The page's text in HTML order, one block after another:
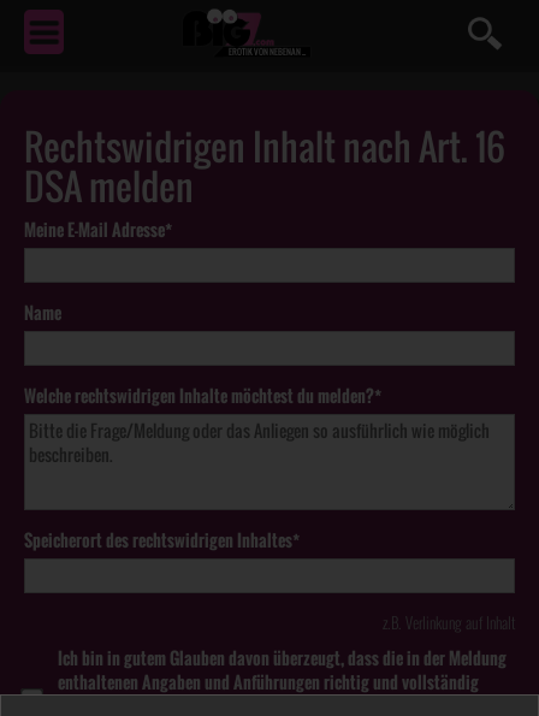
EROTIKVON NEBENAN ...
Rechtswidrigen Inhalt nach Art. 16
DSA melden
Meine E-Mail Adresse*
Name
Welche rechtswidrigen Inhalte möchtest du melden?*
Speicherort des rechtswidrigen Inhaltes*
z.B. Verlinkung auf Inhalt
Ich bin in gutem Glauben davon überzeugt, dass die in der Meldung
enthaltenen Angaben und Anführungen richtig und vollständig